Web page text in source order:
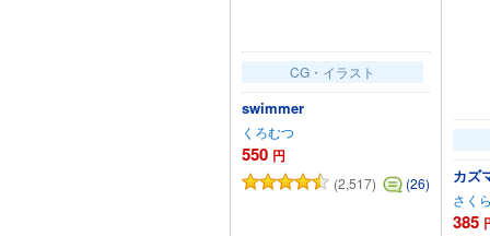
CG・イラスト
swimmer
くろむつ
550 円
(2,517) (26) カズ
さく
385